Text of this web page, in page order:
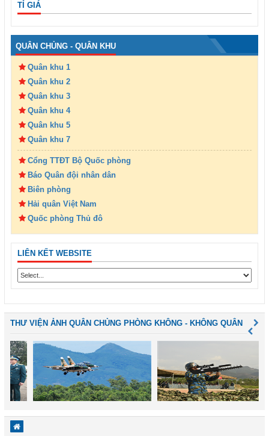
TỈ GIÁ
QUÂN CHỦNG - QUÂN KHU
Quân khu 1
Quân khu 2
Quân khu 3
Quân khu 4
Quân khu 5
Quân khu 7
Cổng TTĐT Bộ Quốc phòng
Báo Quân đội nhân dân
Biên phòng
Hải quân Việt Nam
Quốc phòng Thủ đô
LIÊN KẾT WEBSITE
THƯ VIỆN ẢNH QUÂN CHỦNG PHÒNG KHÔNG - KHÔNG QUÂN